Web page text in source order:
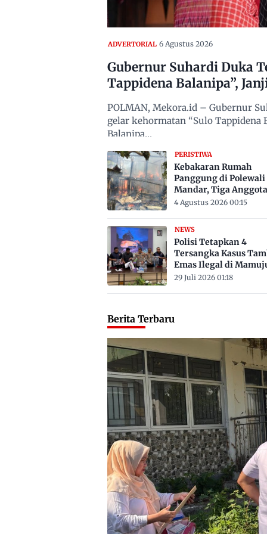
ADVERTORIAL 6 Agustus 2026
Gubernur Suhardi Duka
Tappidena Balanipa”,
POLMAN, Mekora.id – Gubernur
gelar kehormatan “Sulo Tappidena
Balanipa…
PERISTIWA
Kebakaran Rumah
Panggung di Polewali
Mandar, Tiga Anggota
Keluarga Tewas
4 Agustus 2026 00:15
NEWS
Polisi Tetapkan 4
Tersangka Kasus
Emas Ilegal di
Satu ASN
29 Juli 2026 01:18
Berita Terbaru